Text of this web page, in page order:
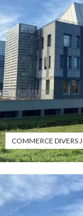
COMMERCE DIVERS